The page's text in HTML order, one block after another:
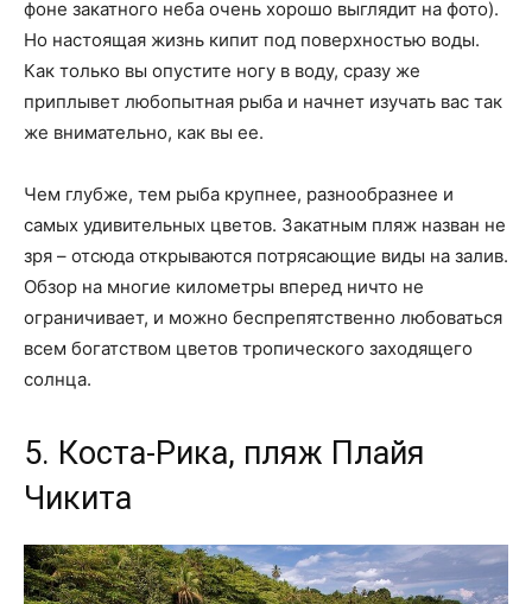
фоне закатного неба очень хорошо выглядит на фото).
Но настоящая жизнь кипит под поверхностью воды.
Как только вы опустите ногу в воду, сразу же
приплывет любопытная рыба и начнет изучать вас так
же внимательно, как вы ее.
Чем глубже, тем рыба крупнее, разнообразнее и
самых удивительных цветов. Закатным пляж назван не
зря – отсюда открываются потрясающие виды на залив.
Обзор на многие километры вперед ничто не
ограничивает, и можно беспрепятственно любоваться
всем богатством цветов тропического заходящего
солнца.
5. Коста-Рика, пляж Плайя
Чикита